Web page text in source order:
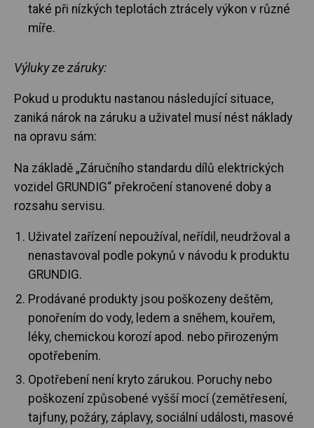
také při nízkých teplotách ztrácely výkon v různé
míře.
Výluky ze záruky:
Pokud u produktu nastanou následující situace,
zaniká nárok na záruku a uživatel musí nést náklady
na opravu sám:
Na základě „Záručního standardu dílů elektrických
vozidel GRUNDIG“ překročení stanovené doby a
rozsahu servisu.
Uživatel zařízení nepoužíval, neřídil, neudržoval a
nenastavoval podle pokynů v návodu k produktu
GRUNDIG.
Prodávané produkty jsou poškozeny deštěm,
ponořením do vody, ledem a sněhem, kouřem,
léky, chemickou korozí apod. nebo přirozeným
opotřebením.
Opotřebení není kryto zárukou. Poruchy nebo
poškození způsobené vyšší mocí (zemětřesení,
tajfuny, požáry, záplavy, sociální události, masové